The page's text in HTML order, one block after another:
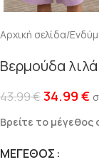
Αρχική σελίδα/
Βερμούδα
43.99€34.99 €
Βρείτε το
ΜΈΓΕΘΟΣ